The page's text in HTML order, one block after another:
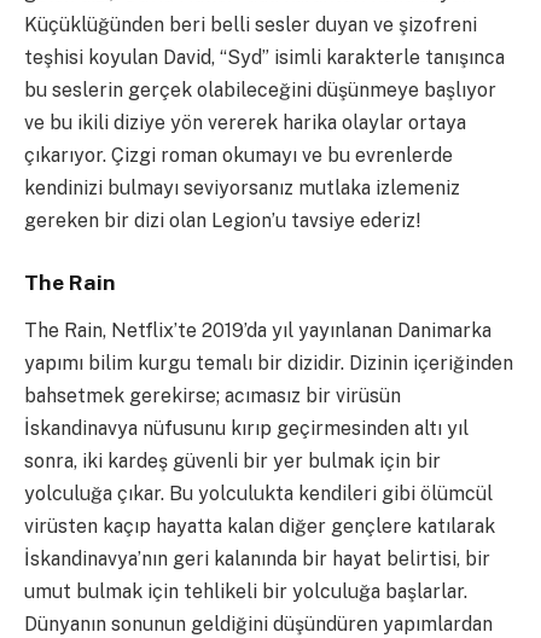
Küçüklüğünden beri belli sesler duyan ve şizofreni
teşhisi koyulan David, “Syd” isimli karakterle tanışınca
bu seslerin gerçek olabileceğini düşünmeye başlıyor
ve bu ikili diziye yön vererek harika olaylar ortaya
çıkarıyor. Çizgi roman okumayı ve bu evrenlerde
kendinizi bulmayı seviyorsanız mutlaka izlemeniz
gereken bir dizi olan Legion’u tavsiye ederiz!
The Rain
The Rain, Netflix’te 2019’da yıl yayınlanan Danimarka
yapımı bilim kurgu temalı bir dizidir. Dizinin içeriğinden
bahsetmek gerekirse; acımasız bir virüsün
İskandinavya nüfusunu kırıp geçirmesinden altı yıl
sonra, iki kardeş güvenli bir yer bulmak için bir
yolculuğa çıkar. Bu yolculukta kendileri gibi ölümcül
virüsten kaçıp hayatta kalan diğer gençlere katılarak
İskandinavya’nın geri kalanında bir hayat belirtisi, bir
umut bulmak için tehlikeli bir yolculuğa başlarlar.
Dünyanın sonunun geldiğini düşündüren yapımlardan